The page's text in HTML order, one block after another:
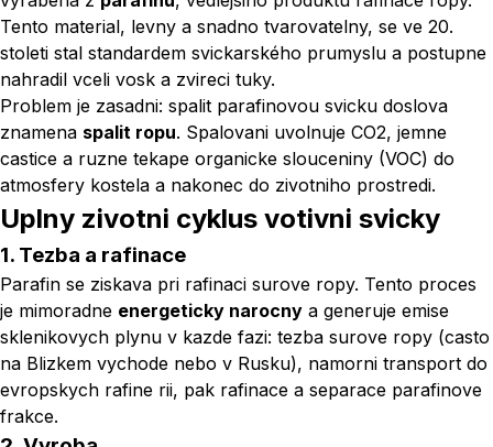
Tento material, levny a snadno tvarovatelny, se ve 20.
stoleti stal standardem svickarského prumyslu a postupne
nahradil vceli vosk a zvireci tuky.
Problem je zasadni: spalit parafinovou svicku doslova
znamena spalit ropu. Spalovani uvolnuje CO2, jemne
castice a ruzne tekape organicke slouceniny (VOC) do
atmosfery kostela a nakonec do zivotniho prostredi.
Uplny zivotni cyklus votivni svicky
1. Tezba a rafinace
Parafin se ziskava pri rafinaci surove ropy. Tento proces
je mimoradne energeticky narocny a generuje emise
sklenikovych plynu v kazde fazi: tezba surove ropy (casto
na Blizkem vychode nebo v Rusku), namorni transport do
evropskych rafine rii, pak rafinace a separace parafinove
frakce.